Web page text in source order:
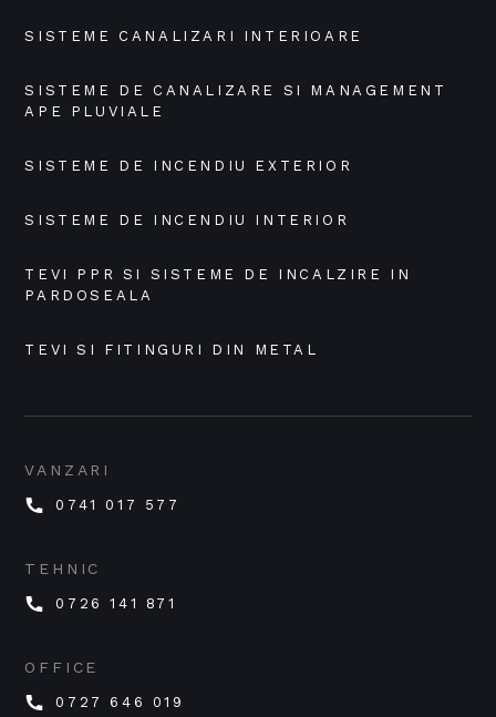
SISTEME CANALIZARI INTERIOARE
SISTEME DE CANALIZARE SI MANAGEMENT
APE PLUVIALE
SISTEME DE INCENDIU EXTERIOR
SISTEME DE INCENDIU INTERIOR
TEVI PPR SI SISTEME DE INCALZIRE IN
PARDOSEALA
TEVI SI FITINGURI DIN METAL
VANZARI
0741 017 577
TEHNIC
0726 141 871
OFFICE
0727 646 019